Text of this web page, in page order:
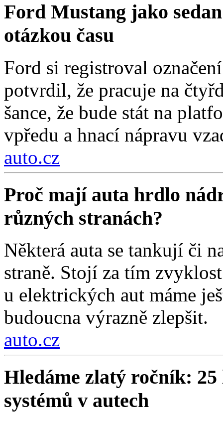
Ford Mustang jako
otázkou času
Ford si registroval
potvrdil, že pracuje na
šance, že bude stát na
vpředu a hnací nápravu
auto.cz
Proč mají auta hrdlo
různých stranách?
Některá auta se tankují či
straně. Stojí za tím
u elektrických aut máme
budoucna výrazně zlepšit.
auto.cz
Hledáme zlatý ročník:
systémů v autech